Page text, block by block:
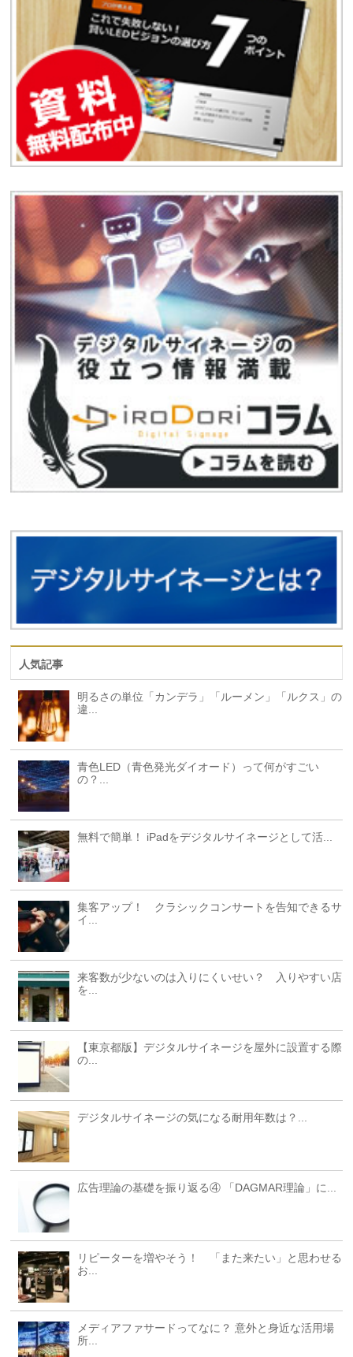
人気記事
明るさの単位「カンデラ」「ルーメン」「ルクス」の
違...
青色LED（青色発光ダイオード）って何がすごい
の？...
無料で簡単！ iPadをデジタルサイネージとして活...
集客アップ！ クラシックコンサートを告知できるサ
イ...
来客数が少ないのは入りにくいせい？ 入りやすい店
を...
【東京都版】デジタルサイネージを屋外に設置する際
の...
デジタルサイネージの気になる耐用年数は？...
広告理論の基礎を振り返る④ 「DAGMAR理論」に...
リピーターを増やそう！ 「また来たい」と思わせる
お...
メディアファサードってなに？ 意外と身近な活用場
所...